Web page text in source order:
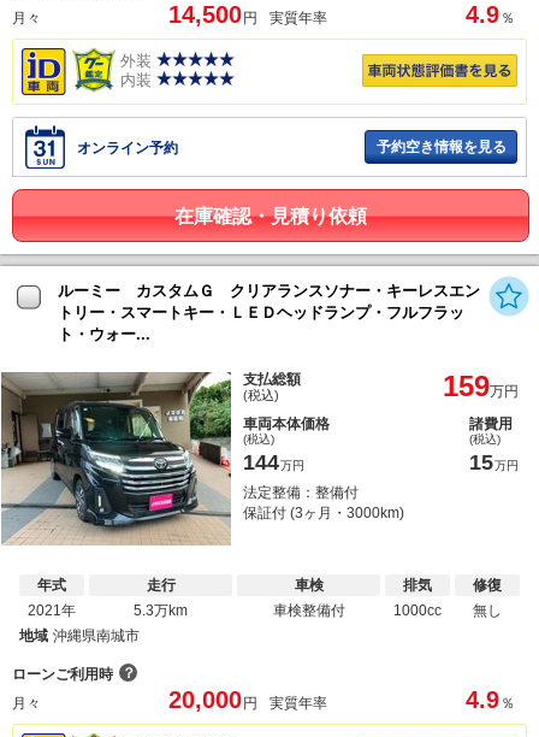
月々
14,500 円 実質年率 4.9 ％
外装
内装
オンライン予約 予約空き情報を見る
在庫確認・見積り依頼
ルーミー カスタムＧ クリアランスソナー・キーレスエン
トリー・スマートキー・ＬＥＤヘッドランプ・フルフラッ
ト・ウォー...
支払総額
(税込) 159万円
車両本体価格
(税込)
144万円
諸費用
(税込)
15万円
法定整備：整備付
保証付 (3ヶ月・3000km)
年式
2021年
走行
5.3万km
車検
車検整備付
排気
1000cc
修復
無し
地域 沖縄県南城市
ローンご利用時 ？
月々
20,000 円 実質年率 4.9 ％